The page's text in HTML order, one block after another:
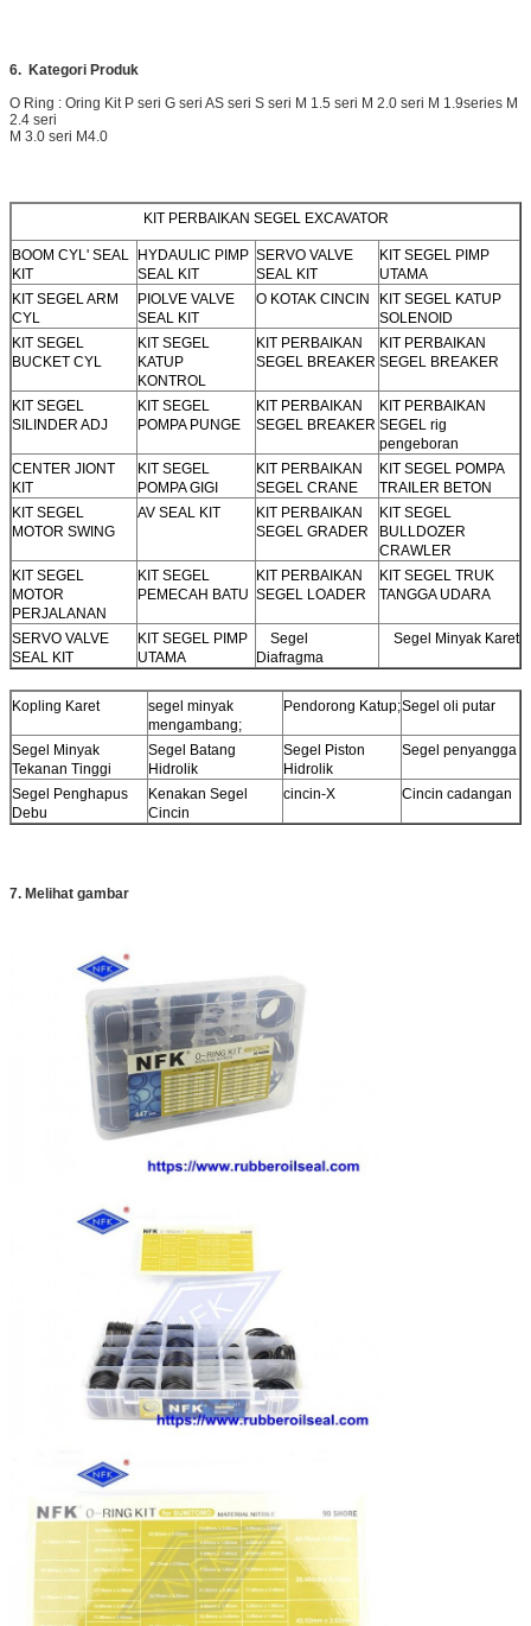
6. Kategori Produk
O Ring : Oring Kit P seri G seri AS seri S seri M 1.5 seri M 2.0 seri M 1.9series M
2.4 seri
M 3.0 seri M4.0
KIT PERBAIKAN SEGEL EXCAVATOR
BOOM CYL' SEAL
KIT
HYDAULIC PIMP
SEAL KIT
SERVO VALVE
SEAL KIT
KIT SEGEL PIMP
UTAMA
KIT SEGEL ARM
CYL
PIOLVE VALVE
SEAL KIT
O KOTAK CINCIN
KIT SEGEL KATUP
SOLENOID
KIT SEGEL
BUCKET CYL
KIT SEGEL
KATUP
KONTROL
KIT PERBAIKAN
SEGEL BREAKER
KIT PERBAIKAN
SEGEL BREAKER
KIT SEGEL
SILINDER ADJ
KIT SEGEL
POMPA PUNGE
KIT PERBAIKAN
SEGEL BREAKER
KIT PERBAIKAN
SEGEL rig
pengeboran
CENTER JIONT
KIT
KIT SEGEL
POMPA GIGI
KIT PERBAIKAN
SEGEL CRANE
KIT SEGEL POMPA
TRAILER BETON
KIT SEGEL
MOTOR SWING
AV SEAL KIT
KIT PERBAIKAN
SEGEL GRADER
KIT SEGEL
BULLDOZER
CRAWLER
KIT SEGEL
MOTOR
PERJALANAN
KIT SEGEL
PEMECAH BATU
KIT PERBAIKAN
SEGEL LOADER
KIT SEGEL TRUK
TANGGA UDARA
SERVO VALVE
SEAL KIT
KIT SEGEL PIMP
UTAMA
Segel
Diafragma
Segel Minyak Karet
Kopling Karet
segel minyak
mengambang;
Pendorong Katup;Segel oli putar
Segel Minyak
Tekanan Tinggi
Segel Batang
Hidrolik
Segel Piston
Hidrolik
Segel penyangga
Segel Penghapus
Debu
Kenakan Segel
Cincin
cincin-X Cincin cadangan
7. Melihat gambar